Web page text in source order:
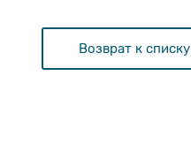
Возврат к списку